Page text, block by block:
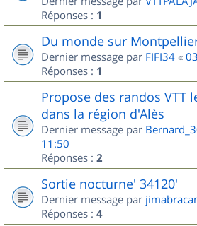
Réponses : 1
Du monde sur
Dernier message par FIFI34 «
Réponses : 1
Propose des randos VTT
dans la région d'Alès
Dernier message par
11:50
Réponses : 2
Sortie nocturne' 34120'
Dernier message par
Réponses : 4